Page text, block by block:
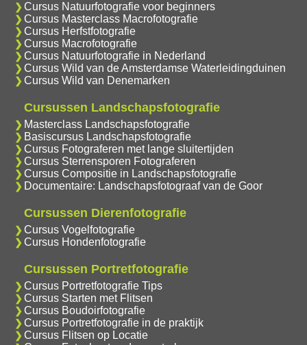
Cursus Natuurfotografie voor beginners
Cursus Masterclass Macrofotografie
Cursus Herfstfotografie
Cursus Macrofotografie
Cursus Natuurfotografie in Nederland
Cursus Wild van de Amsterdamse Waterleidingduinen
Cursus Wild van Denemarken
Cursussen Landschapsfotografie
Masterclass Landschapsfotografie
Basiscursus Landschapsfotografie
Cursus Fotograferen met lange sluitertijden
Cursus Sterrensporen Fotograferen
Cursus Compositie in Landschapsfotografie
Documentaire: Landschapsfotograaf van de Goor
Cursussen Dierenfotografie
Cursus Vogelfotografie
Cursus Hondenfotografie
Cursussen Portretfotografie
Cursus Portretfotografie Tips
Cursus Starten met Flitsen
Cursus Boudoirfotografie
Cursus Portretfotografie in de praktijk
Cursus Flitsen op Locatie